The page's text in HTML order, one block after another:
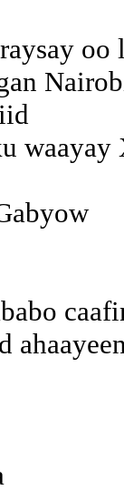
waayay